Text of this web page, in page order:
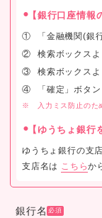
【銀行口座情報
「金融機関(銀
検索ボックス
検索ボックス
「確定」ボタ
入力ミス防止のた
【ゆうちょ銀行
ゆうちょ銀行の支
支店名は こちらか
銀行名